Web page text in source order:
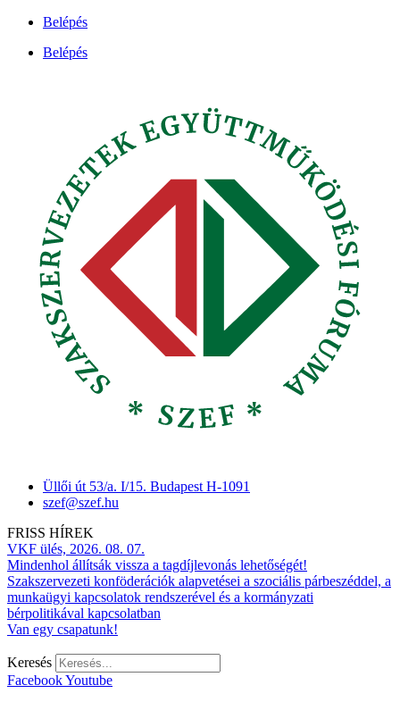
Ugrás
tartalomhoz
Belépés
Belépés
Üllői út 53/a. I/15. Budapest H-1091
szef@szef.hu
FRISS HÍREK
VKF ülés, 2026. 08. 07.
Mindenhol állítsák vissza a tagdíjlevonás lehetőségét!
Szakszervezeti konföderációk alapvetései a szociális párbeszéddel, a
munkaügyi kapcsolatok rendszerével és a kormányzati
bérpolitikával kapcsolatban
Van egy csapatunk!
Keresés
FacebookYoutube